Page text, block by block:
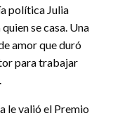
política Julia
se casa. Una
amor que duró
para trabajar
le valió el Premio